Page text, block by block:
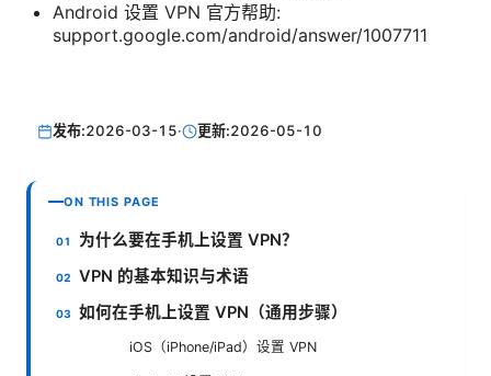
Android 设置 VPN 官方帮助:
support.google.com/android/answer/1007711
发布:2026-03-15· 更新:2026-05-10
ON THIS PAGE
为什么要在手机上设置 VPN？
VPN 的基本知识与术语
如何在手机上设置 VPN（通用步骤）
iOS（iPhone/iPad）设置 VPN